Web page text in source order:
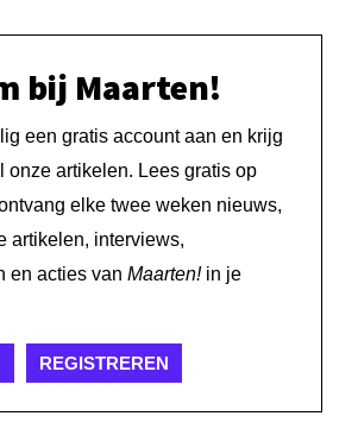
bij Maarten!
een gratis account aan en krijg
onze artikelen. Lees gratis op
elke twee weken nieuws,
artikelen, interviews,
en acties van Maarten!in je
REGISTREREN